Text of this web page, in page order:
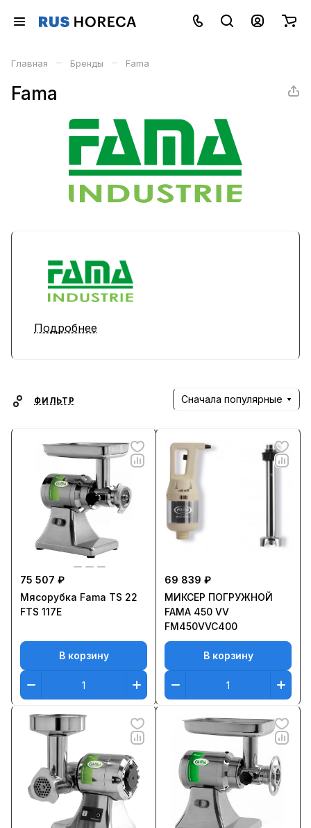
Главная – Бренды – Fama
Fama
Подробнее
ФИЛЬТР Сначала популярные
75 507 ₽
Мясорубка Fama TS 22
FTS 117E
В корзину
69 839 ₽
МИКСЕР ПОГРУЖНОЙ
FAMA 450 VV
FM450VVC400
В корзину